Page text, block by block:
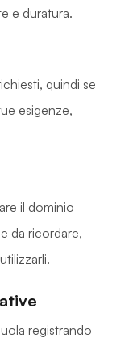
e duratura.
quindi se
esigenze,
il dominio
da ricordare,
registrando